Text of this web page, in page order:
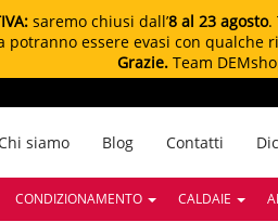
saremo chiusi dall’8 al 23 agosto.
essere evasi con qualche
Grazie. Team
siamo Blog Contatti
CONDIZIONAMENTO CALDAIE